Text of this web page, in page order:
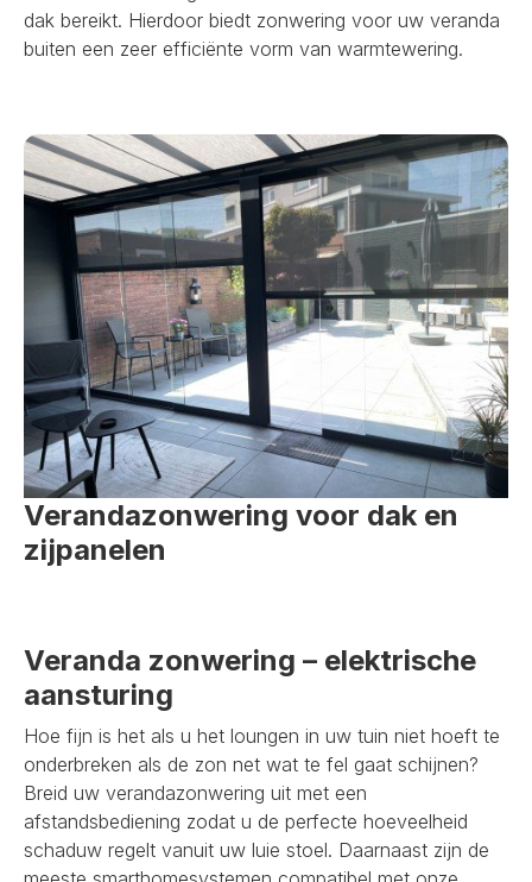
dak bereikt. Hierdoor biedt zonwering voor uw veranda
buiten een zeer efficiënte vorm van warmtewering.
Verandazonwering voor dak en
zijpanelen
Veranda zonwering – elektrische
aansturing
Hoe fijn is het als u het loungen in uw tuin niet hoeft te
onderbreken als de zon net wat te fel gaat schijnen?
Breid uw verandazonwering uit met een
afstandsbediening zodat u de perfecte hoeveelheid
schaduw regelt vanuit uw luie stoel. Daarnaast zijn de